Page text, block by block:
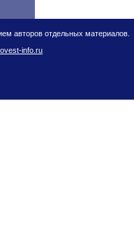
авторов отдельных материалов.
info.ru